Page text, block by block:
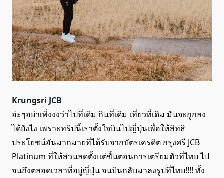
Krungsri JCB
อ่ะๆอย่าเพิ่งงงว่าไปที่เดิม กินที่เดิม เที่ยวที่เดิม มันจะถูกลง
ได้ยังไง เพราะทริปนี้เราตั้งใจบินไปญี่ปุ่นเพื่อให้สิทธิ
ประโยชน์อันมากมายที่ได้รับจากบัตรเครดิต กรุงศรี JCB
Platinum ที่ให้ส่วนลดตั้งแต่ขั้นตอนการเตรียมตัวที่ไทย ไป
จนถึงตลอดเวลาที่อยู่ญี่ปุ่น จนบินกลับมาลงรูปที่ไทย!!!! ทั้ง